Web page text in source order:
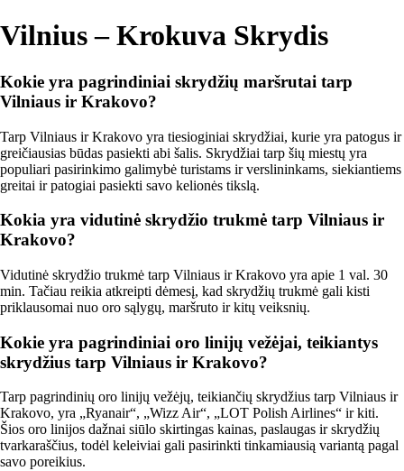
Vilnius – Krokuva Skrydis
Kokie yra pagrindiniai skrydžių maršrutai tarp
Vilniaus ir Krakovo?
Tarp Vilniaus ir Krakovo yra tiesioginiai skrydžiai, kurie yra patogus ir
greičiausias būdas pasiekti abi šalis. Skrydžiai tarp šių miestų yra
populiari pasirinkimo galimybė turistams ir verslininkams, siekiantiems
greitai ir patogiai pasiekti savo kelionės tikslą.
Kokia yra vidutinė skrydžio trukmė tarp Vilniaus ir
Krakovo?
Vidutinė skrydžio trukmė tarp Vilniaus ir Krakovo yra apie 1 val. 30
min. Tačiau reikia atkreipti dėmesį, kad skrydžių trukmė gali kisti
priklausomai nuo oro sąlygų, maršruto ir kitų veiksnių.
Kokie yra pagrindiniai oro linijų vežėjai, teikiantys
skrydžius tarp Vilniaus ir Krakovo?
Tarp pagrindinių oro linijų vežėjų, teikiančių skrydžius tarp Vilniaus ir
Krakovo, yra „Ryanair“, „Wizz Air“, „LOT Polish Airlines“ ir kiti.
Šios oro linijos dažnai siūlo skirtingas kainas, paslaugas ir skrydžių
tvarkaraščius, todėl keleiviai gali pasirinkti tinkamiausią variantą pagal
savo poreikius.